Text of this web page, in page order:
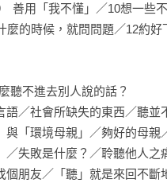
應該冷靜地好好對話的時候，
能殘缺不全的困境。一方所說
需要的不只是「聽人說話的技
術」。
們沒有辦法聽人說話，主要是
致。
善用「我不懂」／10想一些
麼的時候，就問問題／12約好
聽不進去別人說的話？
語／社會所缺失的東西／聽並
與「環境母親」／夠好的母親
／失敗是什麼？／聆聽他人之
個朋友／「聽」就是來回不斷